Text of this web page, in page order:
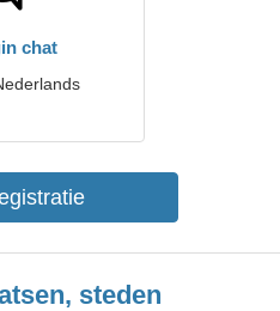
chat
steden